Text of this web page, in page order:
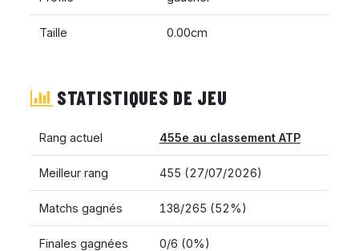
Taille 0.00cm
STATISTIQUES DE JEU
Rang actuel 455e au classement ATP
Meilleur rang 455 (27/07/2026)
Matchs gagnés 138/265 (52%)
Finales gagnées 0/6 (0%)